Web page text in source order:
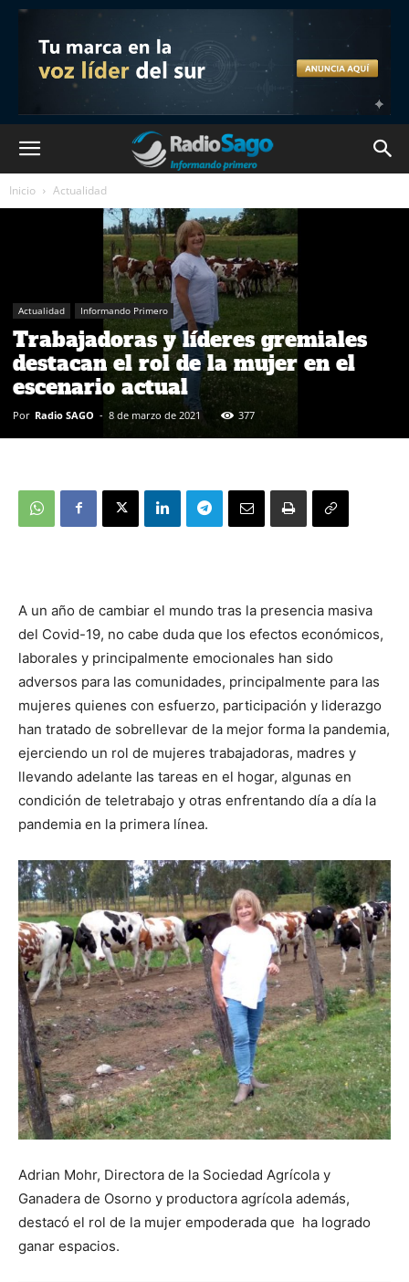
Inicio Actualidad
Actualidad Informando Primero
Trabajadoras y líderes gremiales
destacan el rol de la mujer en el
escenario actual
Por Radio SAGO - 8 de marzo de 2021 377
A un año de cambiar el mundo tras la presencia masiva
del Covid-19, no cabe duda que los efectos económicos,
laborales y principalmente emocionales han sido
adversos para las comunidades, principalmente para las
mujeres quienes con esfuerzo, participación y liderazgo
han tratado de sobrellevar de la mejor forma la pandemia,
ejerciendo un rol de mujeres trabajadoras, madres y
llevando adelante las tareas en el hogar, algunas en
condición de teletrabajo y otras enfrentando día a día la
pandemia en la primera línea.
Adrian Mohr, Directora de la Sociedad Agrícola y
Ganadera de Osorno y productora agrícola además,
destacó el rol de la mujer empoderada que ha logrado
ganar espacios.